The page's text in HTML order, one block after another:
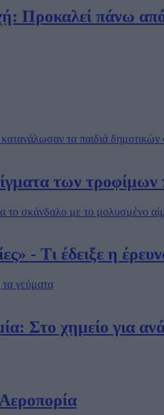
Προκαλεί πάνω
των
- Τι έδειξε η
Στο χημείο για